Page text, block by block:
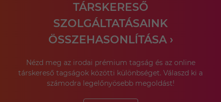
TÁRSKERESŐ
SZOLGÁLTATÁSAINK
ÖSSZEHASONLÍTÁSA ›
Nézd meg az irodai prémium tagság és az online
társkereső tagságok közötti különbséget. Válaszd ki a
számodra legelőnyösebb megoldást!